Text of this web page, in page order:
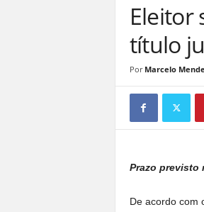
ç
o
Eleitor
título
Por Marcelo
Prazo previsto
De acordo com